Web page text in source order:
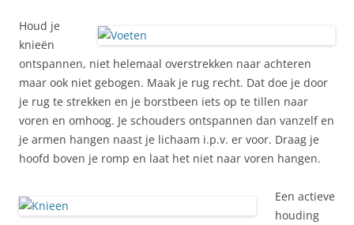
Houd je
knieën
ontspannen, niet helemaal overstrekken naar achteren
maar ook niet gebogen. Maak je rug recht. Dat doe je door
je rug te strekken en je borstbeen iets op te tillen naar
voren en omhoog. Je schouders ontspannen dan vanzelf en
je armen hangen naast je lichaam i.p.v. er voor. Draag je
hoofd boven je romp en laat het niet naar voren hangen.
Een actieve
houding